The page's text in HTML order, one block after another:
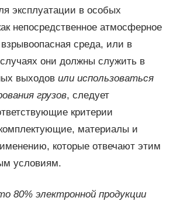
эксплуатации в особых
непосредственное атмосферное
среда, или в
они должны служить в
выходов или использоваться
грузов, следует
критерии
материалы и
которые отвечают этим
условиям.
80% электронной продукции